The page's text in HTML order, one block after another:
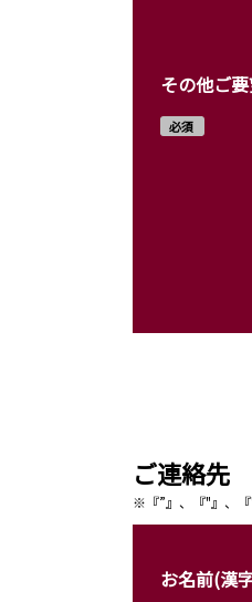
その他ご
必須
ご連絡先
※『”』、『"』、『
お名前(漢